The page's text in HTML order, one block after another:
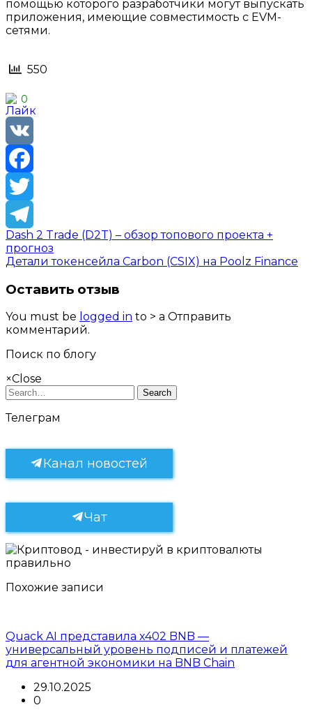
помощью которого разработчики могут выпускать
приложения, имеющие совместимость с EVM-
сетями.
550
0
VK
Facebook
Twitter
Telegram
Dash 2 Trade (D2T) – обзор топового проекта +
прогноз
Детали токенсейла Carbon (CSIX) на Poolz Finance
Оставить отзыв
You must be logged in to > a Отправить
комментарий.
Поиск по блогу
×Close
Search
Телеграм
Канал новостей
Чат
Похожие записи
Quack AI представила x402 BNB —
универсальный уровень подписей и платежей
для агентной экономики на BNB Chain
29.10.2025
0